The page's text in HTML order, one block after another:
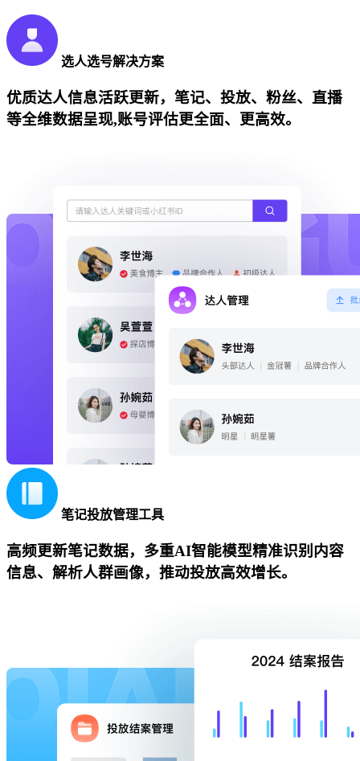
选人选号解决方案
优质达人信息活跃更新，笔记、投放、粉丝、直播
等全维数据呈现,账号评估更全面、更高效。
笔记投放管理工具
高频更新笔记数据，多重AI智能模型精准识别内容
信息、解析人群画像，推动投放高效增长。